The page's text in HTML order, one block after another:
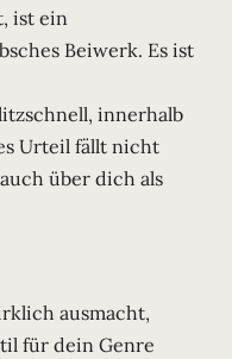
ist ein
Beiwerk. Es ist
innerhalb
Urteil fällt nicht
über dich als
ausmacht,
für dein Genre